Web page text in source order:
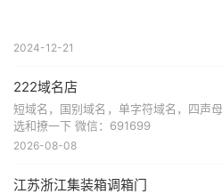
2024-12-21
222域名店
短域名，国别域名，单字符域名，四声
选和撩一下 微信：691699
2026-08-08
江苏浙江集装箱调箱门